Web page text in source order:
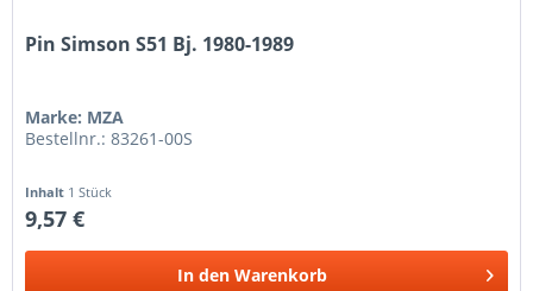
Pin Simson S51 Bj. 1980-1989
Marke: MZA
Bestellnr.: 83261-00S
Inhalt 1 Stück
9,57 €
In den Warenkorb